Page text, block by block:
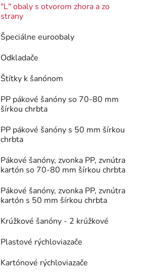
"L" obaly s otvorom zhora a zo
strany
Špeciálne euroobaly
Odkladače
Štítky k šanónom
PP pákové šanóny so 70-80 mm
šírkou chrbta
PP pákové šanóny s 50 mm šírkou
chrbta
Pákové šanóny, zvonka PP, zvnútra
kartón so 70-80 mm šírkou chrbta
Pákové šanóny, zvonka PP, zvnútra
kartón s 50 mm šírkou chrbta
Krúžkové šanóny - 2 krúžkové
Plastové rýchloviazače
Kartónové rýchloviazače